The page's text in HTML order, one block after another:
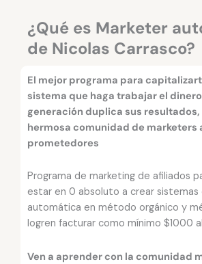
¿Qué es Marketer
de Nicolas Carrasco?
El mejor programa para
sistema que haga trabajar el
generación duplica sus resultados,
hermosa comunidad de marketers
prometedores
Programa de marketing de afiliados
estar en 0 absoluto a crear
automática en método orgánico y
logren facturar como mínimo $1000
Ven a aprender con la comunidad